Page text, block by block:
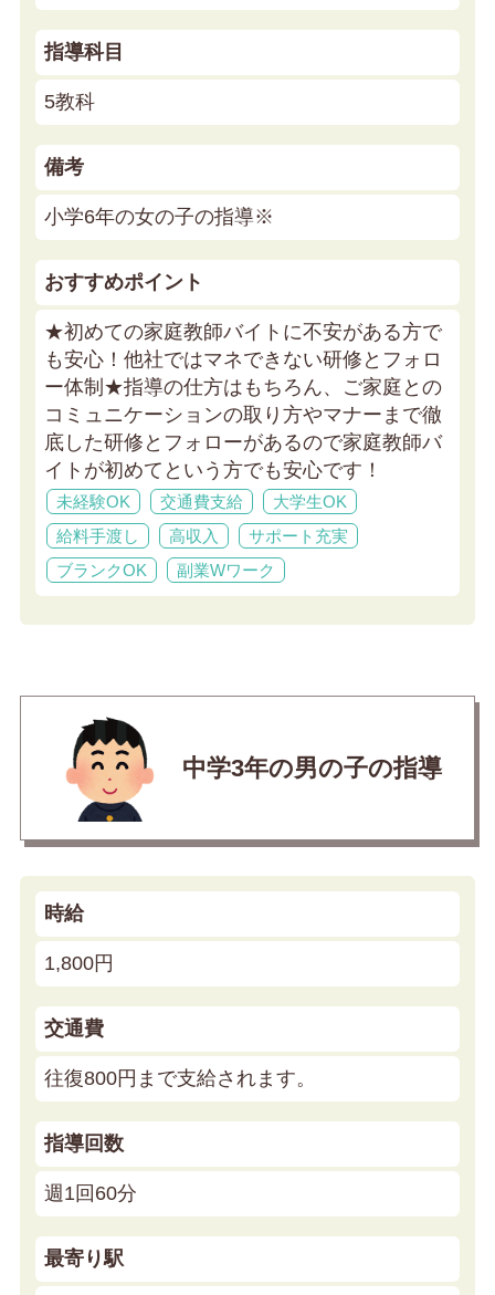
指導科目
5教科
備考
小学6年の女の子の指導※
おすすめポイント
★初めての家庭教師バイトに不安がある方で
も安心！他社ではマネできない研修とフォロ
ー体制★指導の仕方はもちろん、ご家庭との
コミュニケーションの取り方やマナーまで徹
底した研修とフォローがあるので家庭教師バ
イトが初めてという方でも安心です！
未経験OK 交通費支給
大学生OK
給料手渡し
高収入
サポート充実
ブランクOK
副業Wワーク
中学3年の男の子の指導
時給
1,800円
交通費
往復800円まで支給されます。
指導回数
週1回60分
最寄り駅